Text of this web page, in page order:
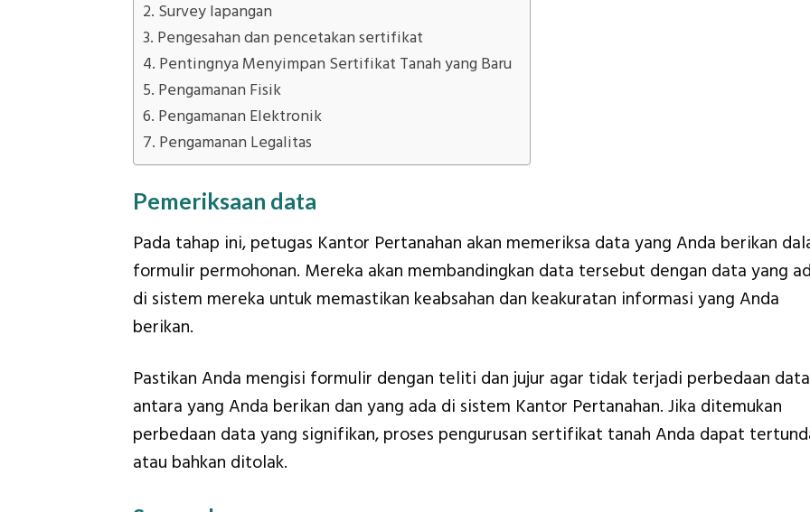
Survey lapangan
Pengesahan dan pencetakan sertifikat
Pentingnya Menyimpan Sertifikat Tanah yang Baru
Pengamanan Fisik
Pengamanan Elektronik
Pengamanan Legalitas
Pemeriksaan data
Pada tahap ini, petugas Kantor Pertanahan akan memeriksa data yang Anda berikan
formulir permohonan. Mereka akan membandingkan data tersebut dengan data yang
di sistem mereka untuk memastikan keabsahan dan keakuratan informasi yang Anda
berikan.
Pastikan Anda mengisi formulir dengan teliti dan jujur agar tidak terjadi perbedaan data
antara yang Anda berikan dan yang ada di sistem Kantor Pertanahan. Jika ditemukan
perbedaan data yang signifikan, proses pengurusan sertifikat tanah Anda dapat
atau bahkan ditolak.